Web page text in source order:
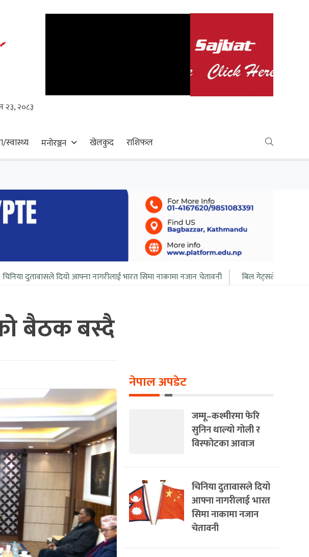
२३, २०८३
स्वास्थ्य मनोरञ्जन खेलकुद राशिफल
आफ्ना नागरीलाई भारत सिमा नाकामा नजान चेतावनी बिल गेट्सले आफ्नो सबै सम्पत्ति २० बर्ष
बैठक बस्दै
नेपाल अपडेट
जम्मू–कश्मीरमा फेरि
सुनिन थाल्यो गोली र
विस्फोटका आवाज
चिनिया दुतावासले दियो
आफ्ना नागरीलाई भारत
सिमा नाकामा नजान
चेतावनी